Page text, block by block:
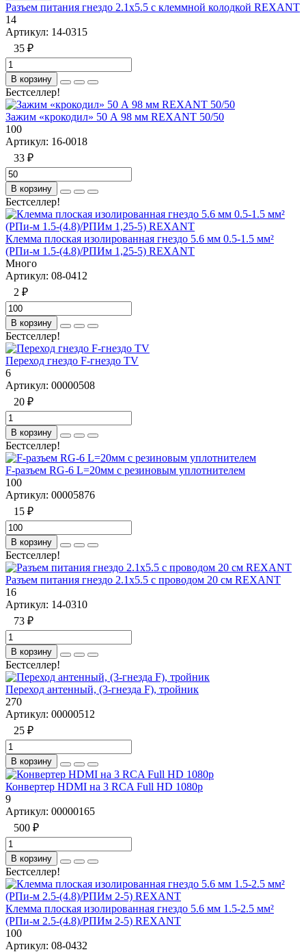
Разъем питания гнездо 2.1х5.5 с клеммной колодкой REXANT
14
Артикул: 14-0315
35 ₽
В корзину
Бестселлер!
Зажим «крокодил» 50 А 98 мм REXANT 50/50
100
Артикул: 16-0018
33 ₽
В корзину
Бестселлер!
Клемма плоская изолированная гнездо 5.6 мм 0.5-1.5 мм²
(РПи-м 1.5-(4.8)/РПИм 1,25-5) REXANT
Много
Артикул: 08-0412
2 ₽
В корзину
Бестселлер!
Переход гнездо F-гнездо TV
6
Артикул: 00000508
20 ₽
В корзину
Бестселлер!
F-разъем RG-6 L=20мм с резиновым уплотнителем
100
Артикул: 00005876
15 ₽
В корзину
Бестселлер!
Разъем питания гнездо 2.1х5.5 с проводом 20 см REXANT
16
Артикул: 14-0310
73 ₽
В корзину
Бестселлер!
Переход антенный, (3-гнезда F), тройник
270
Артикул: 00000512
25 ₽
В корзину
Конвертер HDMI на 3 RCA Full HD 1080p
9
Артикул: 00000165
500 ₽
В корзину
Бестселлер!
Клемма плоская изолированная гнездо 5.6 мм 1.5-2.5 мм²
(РПи-м 2.5-(4.8)/РПИм 2-5) REXANT
100
Артикул: 08-0432